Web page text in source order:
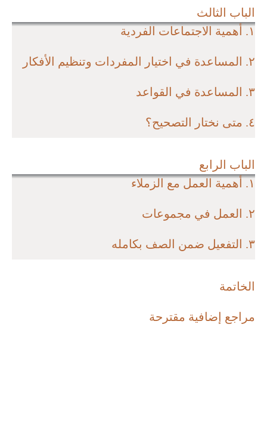
الباب الثالث
١. أهمية الاجتماعات الفردية
٢. المساعدة في اختيار المفردات وتنظيم الأفكار
٣. المساعدة في القواعد
٤. متى نختار التصحيح؟
الباب الرابع
١. أهمية العمل مع الزملاء
٢. العمل في مجموعات
٣. التفعيل ضمن الصف بكامله
الخاتمة
مراجع إضافية مقترحة